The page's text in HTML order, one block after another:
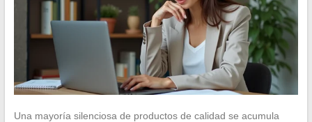
Una mayoría silenciosa de productos de calidad se acumula